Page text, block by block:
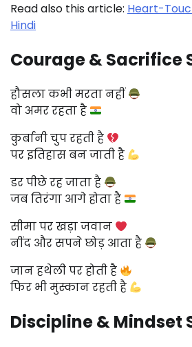
Read also this article: Heart-
Hindi
Courage & Sacrifice
हौसला कभी मरता नहीं
वो अमर रहता है
कुर्बानी चुप रहती है
पर इतिहास बन जाती है
डर पीछे रह जाता है
जब तिरंगा आगे होता है
सीमा पर खड़ा जवान
नींद और सपने छोड़ आता है
जान हथेली पर होती है
फिर भी मुस्कान रहती है
Discipline & Mindset